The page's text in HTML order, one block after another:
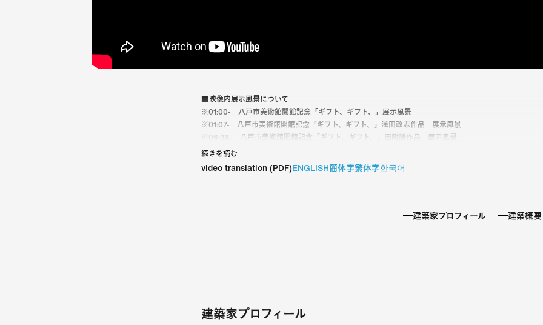
■映像内展示風景について
※01:00- 八戸市美術館開館記念「ギフト、ギフト、」展示風景
※01:07- 八戸市美術館開館記念「ギフト、ギフト、」浅田政志作品 展示風景
※06:38- 八戸市美術館開館記念「ギフト、ギフト、」田附勝作品 展示風景
※06:45- 八戸市美術館開館記念「ギフト、ギフト、」展示風景
続きを読む
video translation (PDF)ENGLISH簡体字繁体字한국어
建築家プロフィール 建築概要
建築家プロフィール